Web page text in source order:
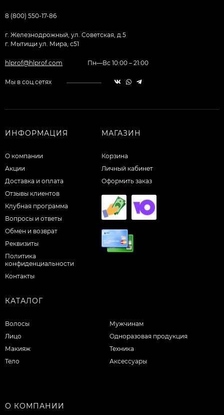
8 (800) 550-17-86
г. Железнодрожный, ул. Советская, д.5
г. Мытищи ул. Мира, с51
hlprof@hlprof.com Пн—Вс 10:00 – 21:00
Мы в соц.сетях
ИНФОРМАЦИЯ
О компании
Акции
Доставка и оплата
Отзывы клиентов
Клубная программа
Вопросы и ответы
Обмен и возврат
Реквизиты
Политика
конфиденциальности
Контакты
МАГАЗИН
Корзина
Личный кабинет
Оформить заказ
КАТАЛОГ
Волосы
Лицо
Макияж
Тело
Мужчинам
Одноразовая продукция
Техника
Аксессуары
О КОМПАНИИ